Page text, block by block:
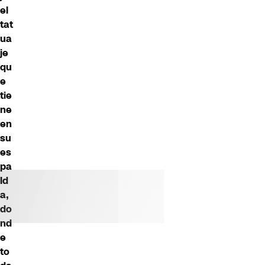
el
tat
ua
je
qu
e
tie
ne
en
su
es
pa
ld
a,
do
nd
e
to